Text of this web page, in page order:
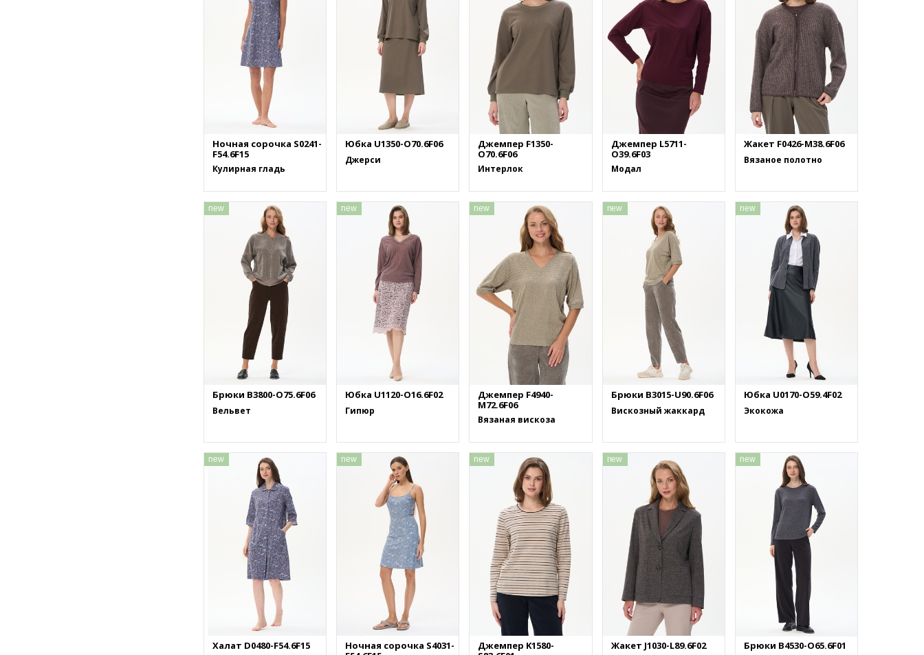
Ночная сорочка S0241-
F54.6F15
Кулирная гладь
Юбка U1350-O70.6F06
Джерси
Джемпер F1350-
O70.6F06
Интерлок
Джемпер L5711-
O39.6F03
Модал
Жакет F0426-M38.6F06
Вязаное полотно
new
Брюки B3800-O75.6F06
Вельвет
new
Юбка U1120-O16.6F02
Гипюр
new
Джемпер F4940-
M72.6F06
Вязаная вискоза
new
Брюки B3015-U90.6F06
Вискозный жаккард
new
Юбка U0170-O59.4F02
Экокожа
new
Халат D0480-F54.6F15
new
Ночная сорочка S4031-
new
Джемпер K1580-
new
Жакет J1030-L89.6F02
new
Брюки B4530-O65.6F01